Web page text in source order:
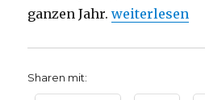
ganzen Jahr.„Die Sprache
weiterlesen
Sharen mit: